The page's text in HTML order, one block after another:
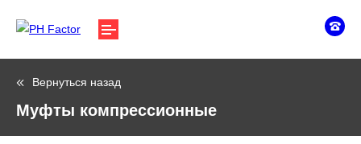
Вернуться назад
Муфты компрессионные